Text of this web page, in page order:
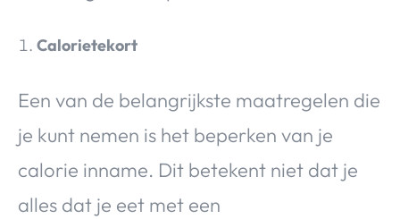
Calorietekort
Een van de belangrijkste maatregelen die
je kunt nemen is het beperken van je
calorie inname. Dit betekent niet dat je
alles dat je eet met een